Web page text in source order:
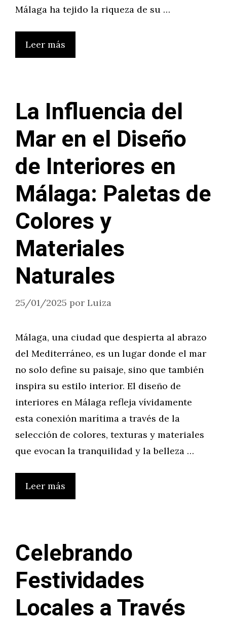
Málaga ha tejido la riqueza de su …
Leer más
La Influencia del
Mar en el Diseño
de Interiores en
Málaga: Paletas de
Colores y
Materiales
Naturales
25/01/2025 por Luiza
Málaga, una ciudad que despierta al abrazo
del Mediterráneo, es un lugar donde el mar
no solo define su paisaje, sino que también
inspira su estilo interior. El diseño de
interiores en Málaga refleja vívidamente
esta conexión marítima a través de la
selección de colores, texturas y materiales
que evocan la tranquilidad y la belleza …
Leer más
Celebrando
Festividades
Locales a Través